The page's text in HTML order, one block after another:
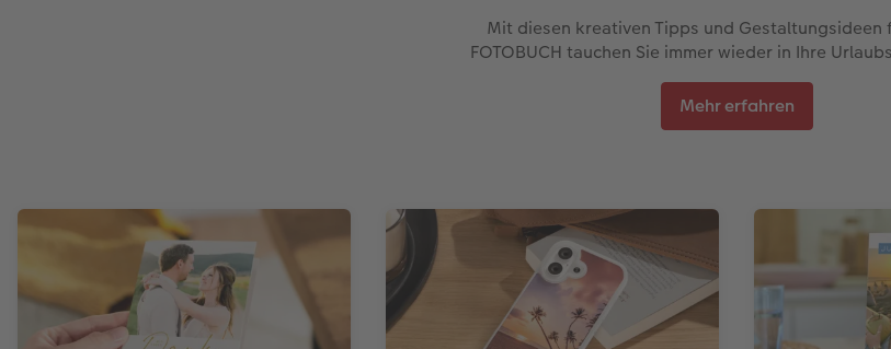
Mit diesen kreativen Tipps und Gestaltungsideen
FOTOBUCH tauchen Sie immer wieder in Ihre
Mehr erfahren